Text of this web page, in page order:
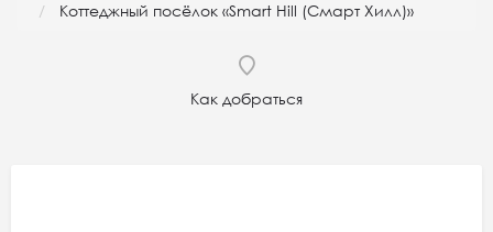
Коттеджный посёлок «Smart Hill (Смарт Хилл)»
Как добраться